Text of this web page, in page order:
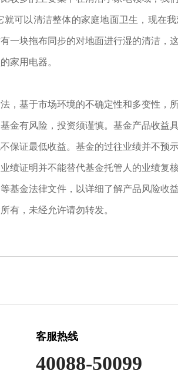
可以清洁整体的家庭地面卫生，现在
一块拖布同步的对地面进行湿的清洁，
家用电器。
，基于市场环境的不确定性和多变性，
金有风险，投资须谨慎。基金产品收益
保证最低收益。基金的过往业绩并不预
绩证明并不能替代基金托管人的业绩复
基金法律文件，以详细了解产品风险收
有，未经允许请勿转发。
客服热线
40088-50099